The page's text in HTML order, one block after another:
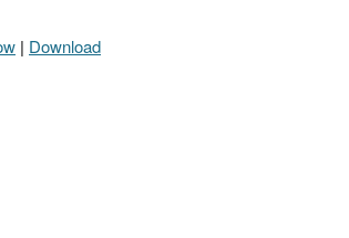
| Download